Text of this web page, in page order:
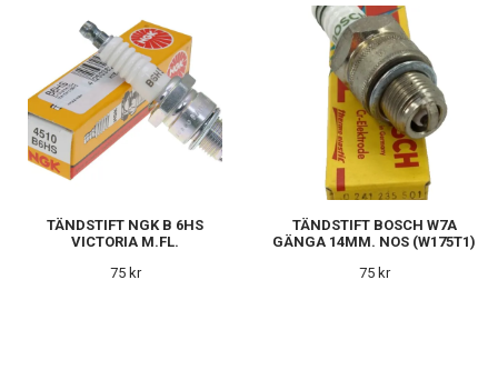
TÄNDSTIFT NGK B 6HS
VICTORIA M.FL.
75 kr
TÄNDSTIFT BOSCH W7A
GÄNGA 14MM. NOS (W175T1)
75 kr